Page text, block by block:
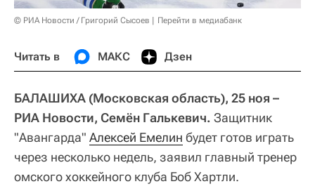
© РИА Новости / Григорий Сысоев Перейти в медиабанк
Читать в МАКС Дзен
БАЛАШИХА (Московская область), 25 ноя –
РИА Новости, Семён Галькевич. Защитник
"Авангарда" Алексей Емелин будет готов играть
через несколько недель, заявил главный тренер
омского хоккейного клуба Боб Хартли.